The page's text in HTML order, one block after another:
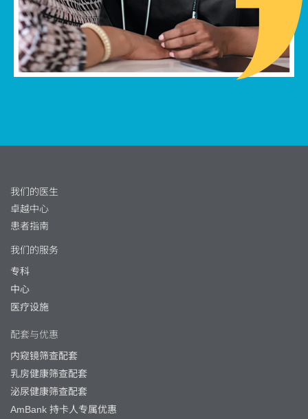
我们的医生
卓越中心
患者指南
我们的服务
专科
中心
医疗设施
配套与优惠
内窥镜筛查配套
乳房健康筛查配套
泌尿健康筛查配套
AmBank 持卡人专属优惠